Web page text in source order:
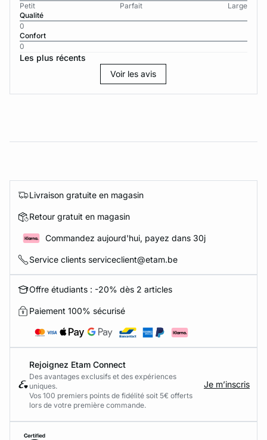
Petit
Parfait
Large
Qualité
0
Confort
0
Les plus récents
Voir les avis
Livraison gratuite en magasin
Retour gratuit en magasin
Commandez aujourd'hui, payez dans 30j
Service clients serviceclient@etam.be
Offre étudiants : -20% dès 2 articles
Paiement 100% sécurisé
Rejoignez Etam Connect
Des avantages exclusifs et des expériences
uniques.
Vos 100 premiers points de fidélité soit 5€ offerts
lors de votre première commande.​
Je m’inscris